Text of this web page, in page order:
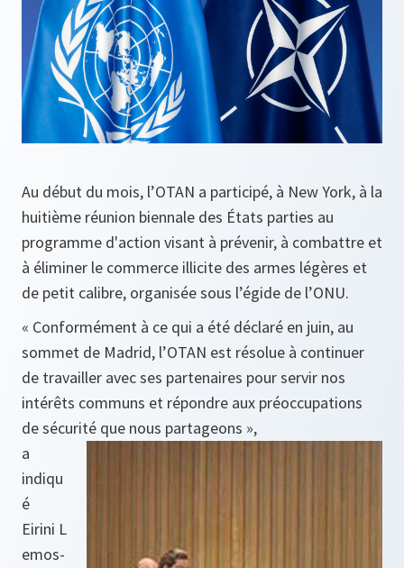
Au début du mois, l’OTAN a participé, à New York, à la
huitième réunion biennale des États parties au
programme d'action visant à prévenir, à combattre et
à éliminer le commerce illicite des armes légères et
de petit calibre, organisée sous l’égide de l’ONU.
« Conformément à ce qui a été déclaré en juin, au
sommet de Madrid, l’OTAN est résolue à continuer
de travailler avec ses partenaires pour servir nos
intérêts communs et répondre aux préoccupations
de sécurité que nous partageons »,
a
indiqu
é
Eirini L
emos-